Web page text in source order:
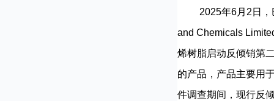
2025年6月2日，巴
and Chemicals
烯树脂启动反倾销第
的产品，产品主要用
件调查期间，现行反